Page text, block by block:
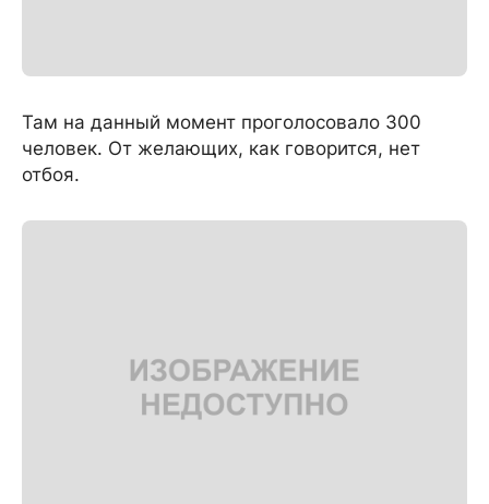
Там на данный момент проголосовало 300
человек. От желающих, как говорится, нет
отбоя.